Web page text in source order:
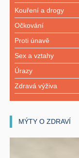
Kouření a drogy
Očkování
Proti únavě
Sex a vztahy
Úrazy
Zdravá výživa
MÝTY O ZDRAVÍ